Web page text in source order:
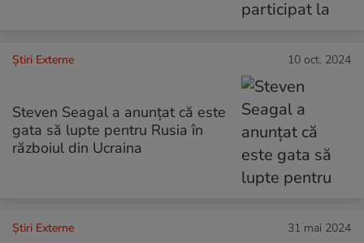
Știri Externe 10 oct. 2024
Steven Seagal a anunțat că este
gata să lupte pentru Rusia în
războiul din Ucraina
Știri Externe 31 mai 2024